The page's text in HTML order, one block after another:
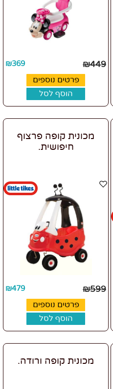
₪449
₪369
פרטים נוספים
הוסף לסל
מכונית קופה פרצוף
חיפושית.
₪599
₪479
פרטים נוספים
הוסף לסל
מכונית קופה ורודה.